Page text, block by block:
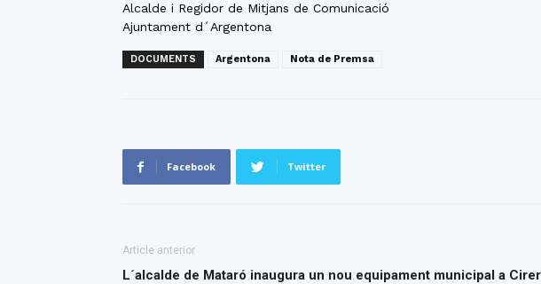
Alcalde i Regidor de Mitjans de Comunicació
Ajuntament d´Argentona
DOCUMENTS Argentona Nota de Premsa
Facebook Twitter
Article anterior
L´alcalde de Mataró inaugura un nou equipament municipal a